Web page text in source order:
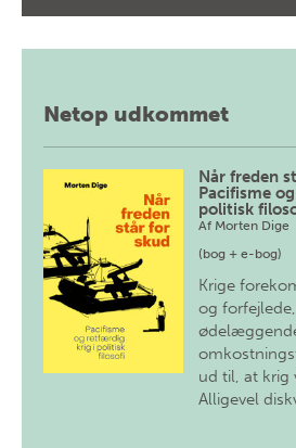
Netop udkommet
Når freden
Pacifisme
politisk
Af Morten Dige
(bog + e-bog)
Krige
og
ud til, at krig
Alligevel